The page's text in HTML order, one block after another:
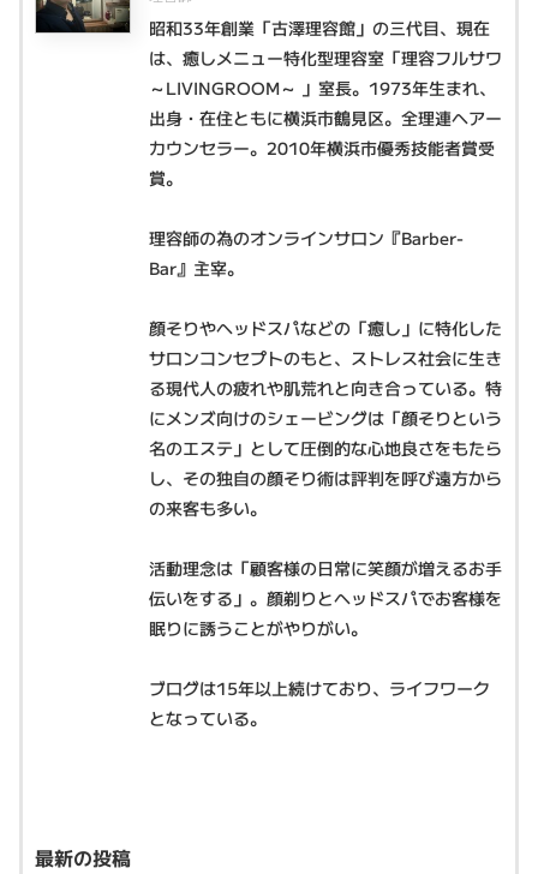
昭和33年創業「古澤理容館」の三代目、現在
は、癒しメニュー特化型理容室「理容フルサワ
～LIVINGROOM～ 」室長。1973年生まれ、
出身・在住ともに横浜市鶴見区。全理連ヘアー
カウンセラー。2010年横浜市優秀技能者賞受
賞。
理容師の為のオンラインサロン『Barber-
Bar』主宰。
顔そりやヘッドスパなどの「癒し」に特化した
サロンコンセプトのもと、ストレス社会に生き
る現代人の疲れや肌荒れと向き合っている。特
にメンズ向けのシェービングは「顔そりという
名のエステ」として圧倒的な心地良さをもたら
し、その独自の顔そり術は評判を呼び遠方から
の来客も多い。
活動理念は「顧客様の日常に笑顔が増えるお手
伝いをする」。顔剃りとヘッドスパでお客様を
眠りに誘うことがやりがい。
ブログは15年以上続けており、ライフワーク
となっている。
最新の投稿